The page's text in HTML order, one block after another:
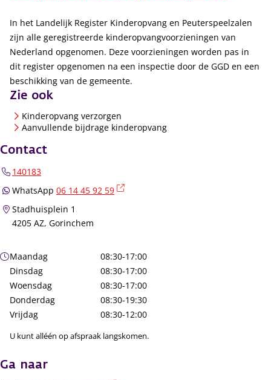
In het Landelijk Register Kinderopvang en Peuterspeelzalen
zijn alle geregistreerde kinderopvangvoorzieningen van
Nederland opgenomen. Deze voorzieningen worden pas in
dit register opgenomen na een inspectie door de GGD en een
beschikking van de gemeente.
Zie ook
Kinderopvang verzorgen
Aanvullende bijdrage kinderopvang
Contact
140183
WhatsApp 06 14 45 92 59
Stadhuisplein 1
4205 AZ, Gorinchem
Openingstijden
Maandag
08:30-17:00
Dinsdag
08:30-17:00
Woensdag
08:30-17:00
Donderdag
08:30-19:30
Vrijdag
08:30-12:00
U kunt alléén op afspraak langskomen.
Ga naar